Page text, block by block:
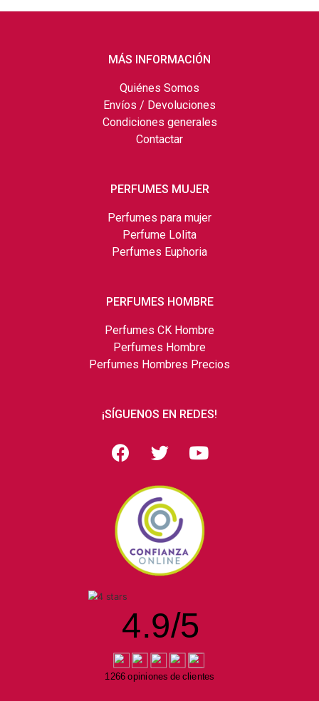
MÁS INFORMACIÓN
Quiénes Somos
Envíos / Devoluciones
Condiciones generales
Contactar
PERFUMES MUJER
Perfumes para mujer
Perfume Lolita
Perfumes Euphoria
PERFUMES HOMBRE
Perfumes CK Hombre
Perfumes Hombre
Perfumes Hombres Precios
¡SÍGUENOS EN REDES!
4.9/5
1266 opiniones de clientes